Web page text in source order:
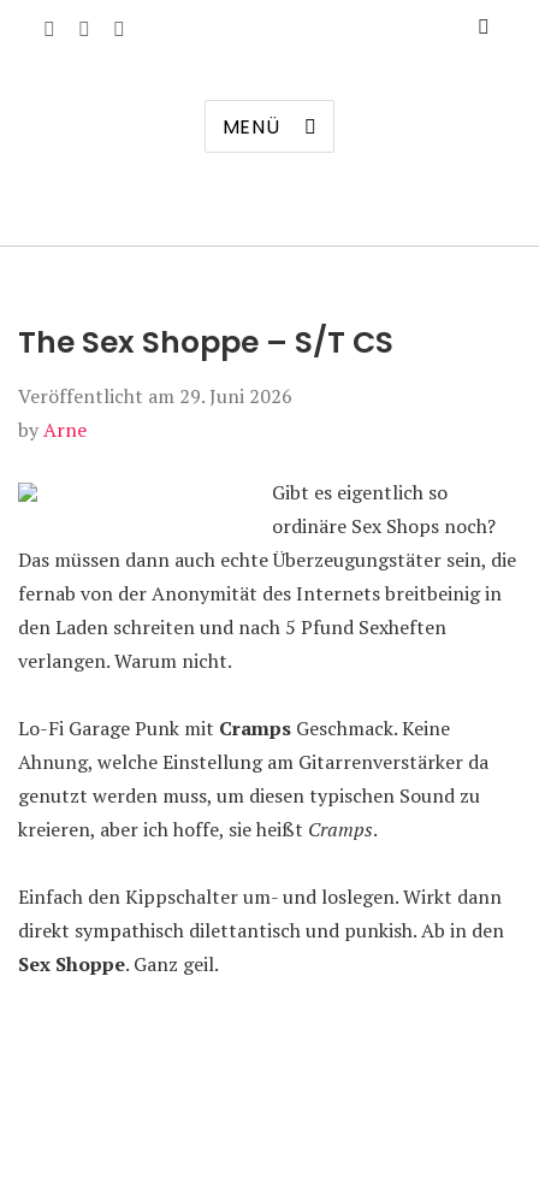
MENÜ
The Sex Shoppe – S/T CS
Veröffentlicht am 29. Juni 2026
byArne
Gibt es eigentlich so
ordinäre Sex Shops noch?
Das müssen dann auch echte Überzeugungstäter sein, die
fernab von der Anonymität des Internets breitbeinig in
den Laden schreiten und nach 5 Pfund Sexheften
verlangen. Warum nicht.
Lo-Fi Garage Punk mit Cramps Geschmack. Keine
Ahnung, welche Einstellung am Gitarrenverstärker da
genutzt werden muss, um diesen typischen Sound zu
kreieren, aber ich hoffe, sie heißt Cramps.
Einfach den Kippschalter um- und loslegen. Wirkt dann
direkt sympathisch dilettantisch und punkish. Ab in den
Sex Shoppe. Ganz geil.